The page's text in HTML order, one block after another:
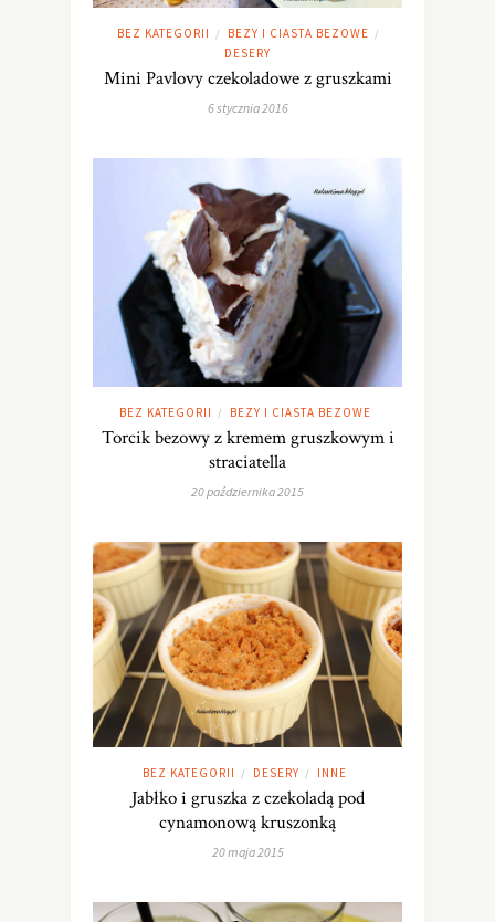
BEZ KATEGORII / BEZY I CIASTA BEZOWE /
DESERY
Mini Pavlovy czekoladowe z gruszkami
6 stycznia 2016
BEZ KATEGORII / BEZY I CIASTA BEZOWE
Torcik bezowy z kremem gruszkowym i
straciatella
20 października 2015
BEZ KATEGORII / DESERY / INNE
Jabłko i gruszka z czekoladą pod
cynamonową kruszonką
20 maja 2015